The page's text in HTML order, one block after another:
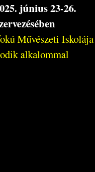
június 23-26.
Művészeti Iskolája
alkalommal